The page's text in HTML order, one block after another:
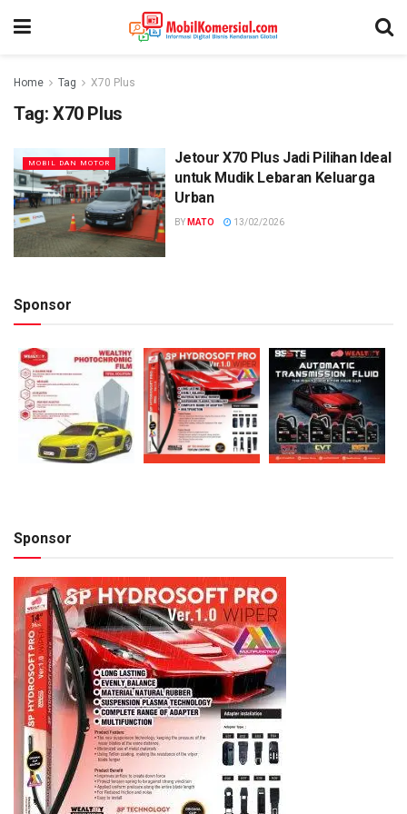
Home Tag X70 Plus
Tag: X70 Plus
MOBIL DAN MOTOR
Jetour X70 Plus Jadi Pilihan Ideal
untuk Mudik Lebaran Keluarga
Urban
BY MATO 13/02/2026
Sponsor
Sponsor